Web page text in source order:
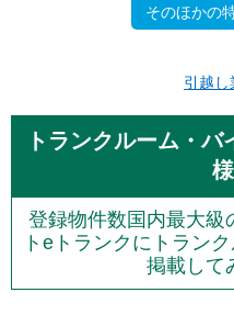
そのほかの
引越し
トランクルーム・
登録物件数国内最大級
トeトランクにトラン
掲載して